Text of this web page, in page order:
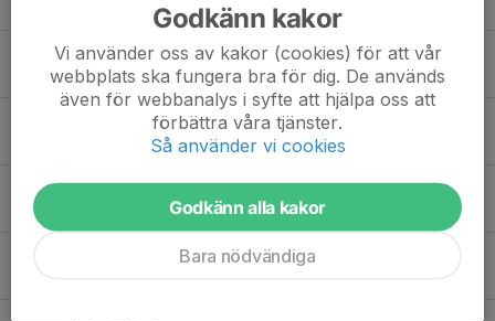
Hampus Treufeldt
Henrik Leidhagen
Leon Fransson
Leon Nordbeck
Godkänn kakor
Vi använder oss av kakor (cookies) för att vår
webbplats ska fungera bra för dig. De används
även för webbanalys i syfte att hjälpa oss att
förbättra våra tjänster.
Så använder vi cookies
Godkänn alla kakor
Bara nödvändiga